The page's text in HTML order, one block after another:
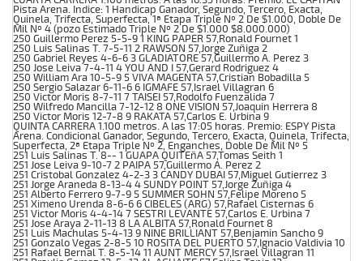
Pista Arena. Indice: 1 Handicap Ganador, Segundo, Tercero, Exacta,
Quinela, Trifecta, Superfecta, 1ª Etapa Triple Nº 2 De $1.000, Doble De
Mil Nº 4 (pozo Estimado Triple Nº 2 De $1.000 $8.000.000)
250 Guillermo Perez 5-5-9 1 KING PAPER 57,Ronald Fournet 1
250 Luis Salinas T. 7-5-11 2 RAWSON 57,Jorge Zuñiga 2
250 Gabriel Reyes 4-6-6 3 GLADIATORE 57,Guillermo A. Perez 3
250 Jose Leiva 7-4-11 4 YOU AND I 57,Gerard Rodriguez 4
250 William Ara 10-5-9 5 VIVA MAGENTA 57,Cristian Bobadilla 5
250 Sergio Salazar 6-11-6 6 IGMAFE 57,Israel Villagran 6
250 Victor Moris 8-7-11 7 TAISEI 57,Rodolfo Fuenzalida 7
250 Wilfredo Mancilla 7-12-12 8 ONE VISION 57,Joaquin Herrera 8
250 Victor Moris 12-7-8 9 RAKATA 57,Carlos E. Urbina 9
QUINTA CARRERA 1.100 metros. A las 17:05 horas. Premio: ESPY Pista
Arena. Condicional Ganador, Segundo, Tercero, Exacta, Quinela, Trifecta,
Superfecta, 2ª Etapa Triple Nº 2, Enganches, Doble De Mil Nº 5
251 Luis Salinas T. 8-- 1 GUAPA QUITEñA 57,Tomas Seith 1
251 Jose Leiva 9-10-7 2 PAIPA 57,Guillermo A. Perez 2
251 Cristobal Gonzalez 4-2-3 3 CANDY DUBAI 57,Miguel Gutierrez 3
251 Jorge Araneda 8-13-4 4 SUNDY POINT 57,Jorge Zuñiga 4
251 Alberto Ferrero 9-7-9 5 SUMMER SOHN 57,Felipe Moreno 5
251 Ximeno Urenda 8-6-6 6 CIBELES (ARG) 57,Rafael Cisternas 6
251 Victor Moris 4-4-14 7 SESTRI LEVANTE 57,Carlos E. Urbina 7
251 Jose Araya 2-11-13 8 LA ALBITA 57,Ronald Fournet 8
251 Luis Machulas 5-4-13 9 NINE BRILLIANT 57,Benjamin Sancho 9
251 Gonzalo Vegas 2-8-5 10 ROSITA DEL PUERTO 57,Ignacio Valdivia 10
251 Rafael Bernal T. 8-5-14 11 AUNT MERCY 57,Israel Villagran 11